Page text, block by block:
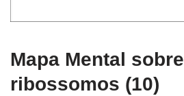
Mapa Mental sobre
ribossomos (10)